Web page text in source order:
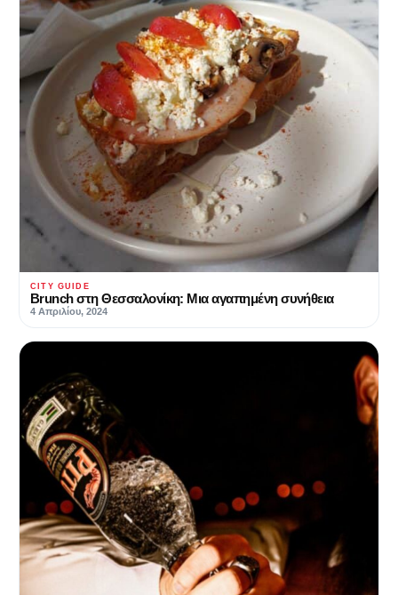
CITY GUIDE
Brunch στη Θεσσαλονίκη: Μια αγαπημένη συνήθεια
4 Απριλίου, 2024